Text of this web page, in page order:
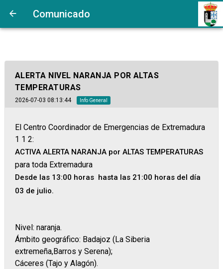
Comunicado
ALERTA NIVEL NARANJA POR ALTAS
TEMPERATURAS
2026-07-03 08:13:44 Info General
El Centro Coordinador de Emergencias de Extremadura
1 1 2:
ACTIVA ALERTA NARANJA por ALTAS TEMPERATURAS
para toda Extremadura
Desde las 13:00 horas hasta las 21:00 horas del día
03 de julio.
Nivel: naranja.
Ámbito geográfico: Badajoz (La Siberia
extremeña,Barros y Serena);
Cáceres (Tajo y Alagón).